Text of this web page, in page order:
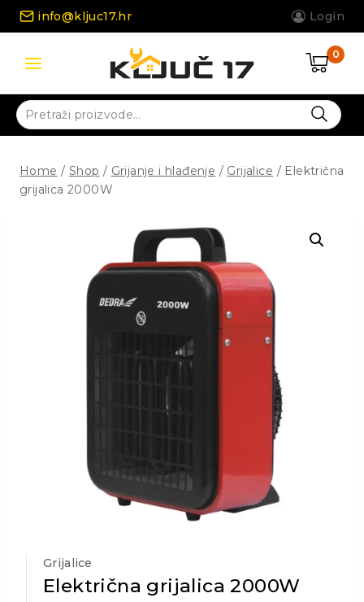
Skip
info@kljuc17.hr Login
0
Pretraži:
Home / Shop / Grijanje i hlađenje / Grijalice / Električna
grijalica 2000W
Grijalice
Električna grijalica 2000W